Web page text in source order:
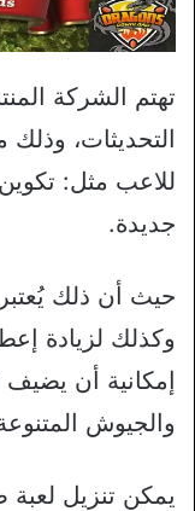
تهتم الشركة
التحديثات، وذلك
للاعب مثل:
جديدة.
حيث أن ذلك
وكذلك لزيادة
إمكانية أن يضيف
والجيوش
يمكن تنزيل لعبة